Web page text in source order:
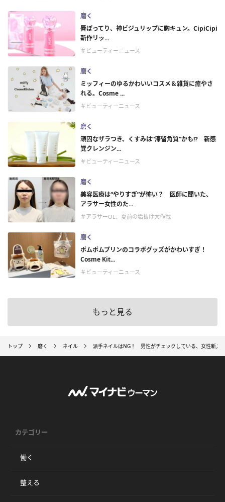
磨く
唇ぽってり、神ビジュリップに胸キュン。CipiCipi
新作リッ...
＃ビューティーニュース
磨く
ミッフィーのゆるかわいいコスメ＆雑貨に癒やさ
れる。Cosme ...
＃ビューティーニュース
磨く
頑固なザラつき、くすみは“滞留角質”かも!? 新感
覚クレンジン...
＃ビューティーニュース
磨く
美容医療は“やりすぎ”が怖い？ 医師に聞いた、
アラサー女性のた...
＃アラサーOL、夏前の垢抜け大作戦
磨く
ポムポムプリンのコラボグッズがかわいすぎ！
Cosme Kit...
＃ビューティーニュース
もっと見る
トップ 磨く ネイル 派手ネイルはNG！ 男性がチェックしている、女性新入
カテゴリー
働く
整える